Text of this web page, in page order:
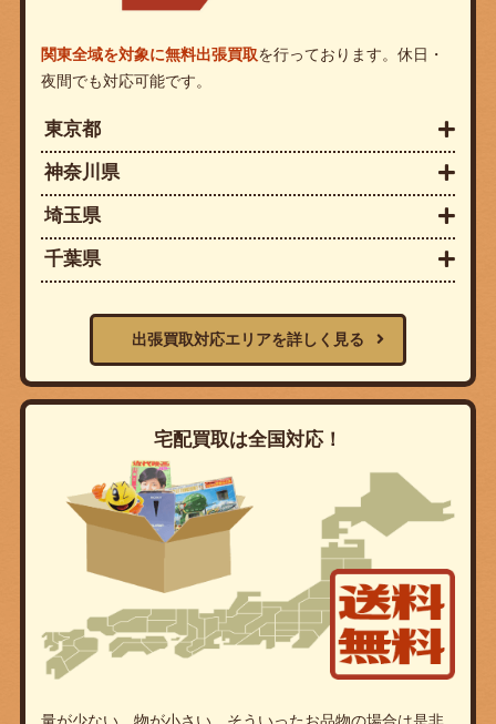
関東全域を対象に無料出張買取を行っております。休日・
夜間でも対応可能です。
東京都
神奈川県
埼玉県
千葉県
出張買取対応エリアを詳しく見る
宅配買取は全国対応！